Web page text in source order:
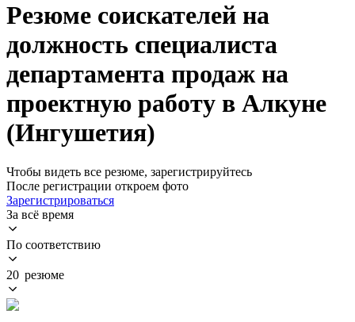
Резюме соискателей на
должность специалиста
департамента продаж на
проектную работу в Алкуне
(Ингушетия)
Чтобы видеть все резюме, зарегистрируйтесь
После регистрации откроем фото
Зарегистрироваться
За всё время
По соответствию
20 резюме